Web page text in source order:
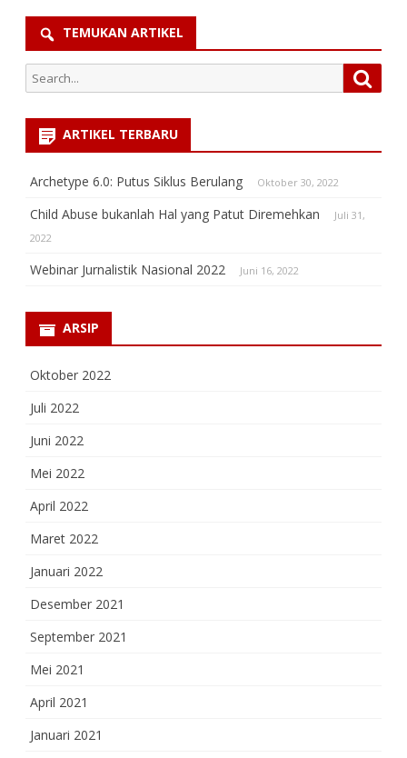
TEMUKAN ARTIKEL
Search
for:
ARTIKEL TERBARU
Archetype 6.0: Putus Siklus Berulang Oktober 30, 2022
Child Abuse bukanlah Hal yang Patut Diremehkan
Juli 31,
2022
Webinar Jurnalistik Nasional 2022 Juni 16, 2022
ARSIP
Oktober 2022
Juli 2022
Juni 2022
Mei 2022
April 2022
Maret 2022
Januari 2022
Desember 2021
September 2021
Mei 2021
April 2021
Januari 2021